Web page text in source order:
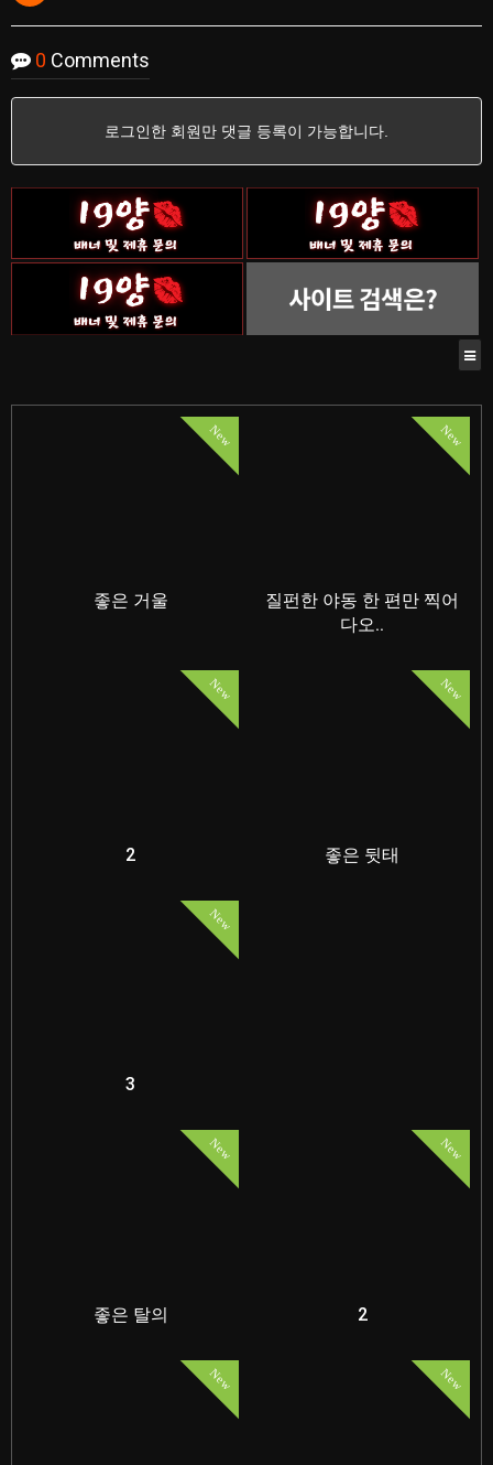
0 Comments
로그인한 회원만 댓글 등록이 가능합니다.
New
좋은 거울
New
질펀한 야동 한 편만 찍어
다오..
New
2
New
좋은 뒷태
New
3
New
좋은 탈의
New
2
New New